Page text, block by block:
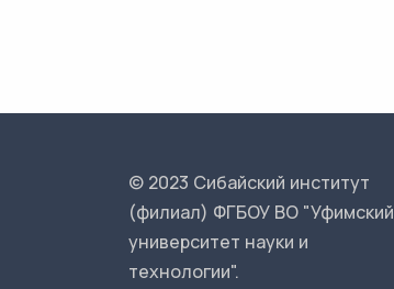
© 2023 Сибайский институт
(филиал) ФГБОУ ВО "Уфимский
университет науки и
технологии".